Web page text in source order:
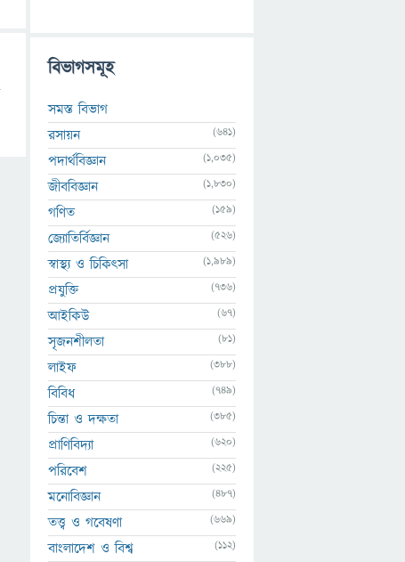
বিভাগসমূহ
সমস্ত বিভাগ
রসায়ন
(641)
পদার্থবিজ্ঞান (1,035)
জীববিজ্ঞান (1,830)
গণিত (159)
জ্যোতির্বিজ্ঞান (526)
স্বাস্থ্য ও চিকিৎসা (1,989)
প্রযুক্তি (736)
আইকিউ (67)
সৃজনশীলতা (81)
লাইফ (388)
বিবিধ (749)
চিন্তা ও দক্ষতা (385)
প্রাণিবিদ্যা (620)
পরিবেশ (225)
মনোবিজ্ঞান (487)
তত্ত্ব ও গবেষণা (669)
বাংলাদেশ ও বিশ্ব (112)